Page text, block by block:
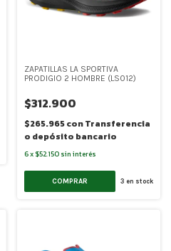
ZAPATILLAS LA SPORTIVA
PRODIGIO 2 HOMBRE (LS012)
$312.900
$265.965conTransferencia
o depósito bancario
6x $52.150 sin interés
COMPRAR 3 en stock